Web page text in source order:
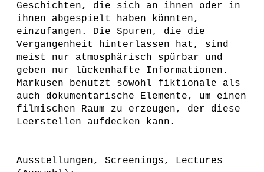
Geschichten, die sich an ihnen oder in
ihnen abgespielt haben könnten,
einzufangen. Die Spuren, die die
Vergangenheit hinterlassen hat, sind
meist nur atmosphärisch spürbar und
geben nur lückenhafte Informationen.
Markusen benutzt sowohl fiktionale als
auch dokumentarische Elemente, um einen
filmischen Raum zu erzeugen, der diese
Leerstellen aufdecken kann.
Ausstellungen, Screenings, Lectures